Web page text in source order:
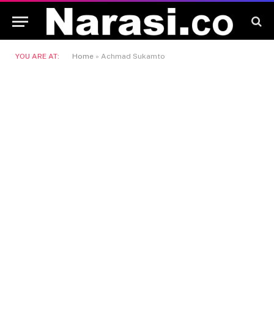
YOU ARE AT: Home » Achmad Sukamto